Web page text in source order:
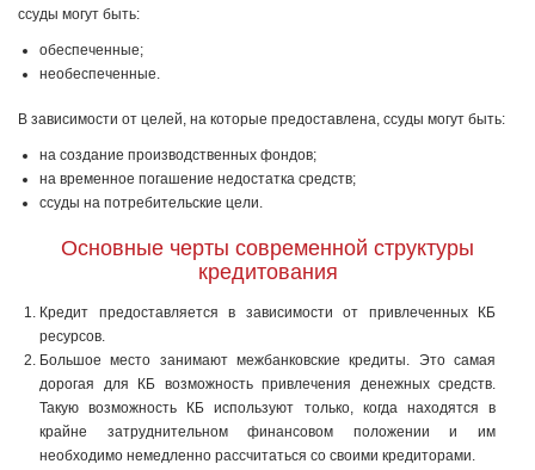
ссуды могут быть:
обеспеченные;
необеспеченные.
В зависимости от целей, на которые предоставлена, ссуды могут быть:
на создание производственных фондов;
на временное погашение недостатка средств;
ссуды на потребительские цели.
Основные черты современной структуры
кредитования
Кредит предоставляется в зависимости от привлеченных КБ
ресурсов.
Большое место занимают межбанковские кредиты. Это самая
дорогая для КБ возможность привлечения денежных средств.
Такую возмож­ность КБ используют только, когда находятся в
крайне затруднитель­ном финансовом положении и им
необходимо немедленно рассчитаться со своими кредиторами.